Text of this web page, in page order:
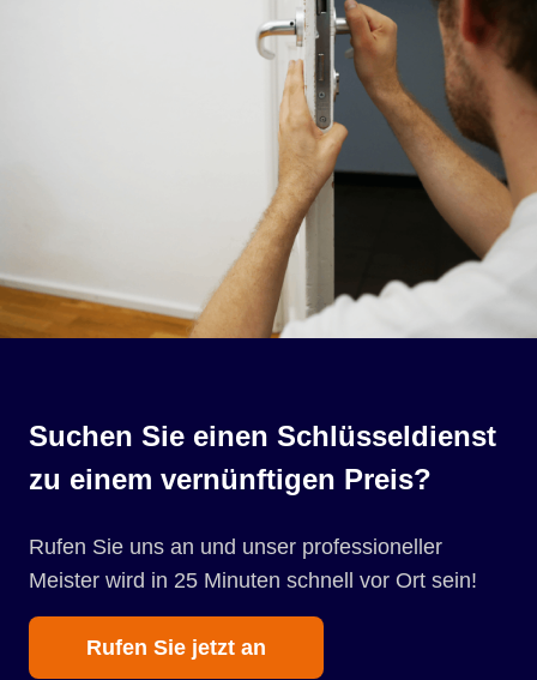
Suchen Sie einen Schlüsseldienst
zu einem vernünftigen Preis?
Rufen Sie uns an und unser professioneller
Meister wird in 25 Minuten schnell vor Ort sein!
Rufen Sie jetzt an